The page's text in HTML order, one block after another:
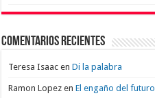
Comentarios recientes
Teresa Isaac enDi la palabra
Ramon Lopez enEl engaño del futuro